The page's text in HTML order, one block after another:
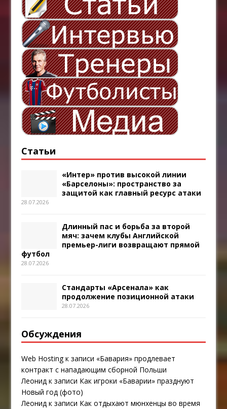
Статьи
«Интер» против высокой линии
«Барселоны»: пространство за
защитой как главный ресурс атаки
28.07.2026
Длинный пас и борьба за второй
мяч: зачем клубы Английской
премьер-лиги возвращают прямой
футбол
28.07.2026
Стандарты «Арсенала» как
продолжение позиционной атаки
28.07.2026
Обсуждения
Web Hostingк записи «Бавария» продлевает
контракт с нападающим сборной Польши
Леонид к записи Как игроки «Баварии» празднуют
Новый год (фото)
Леонид к записи Как отдыхают мюнхенцы во время